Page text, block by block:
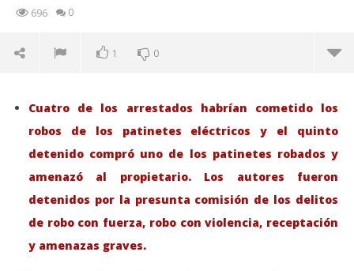
696 0
1 0
Cuatro de los arrestados habrían cometido los
robos de los patinetes eléctricos y el quinto
detenido compró uno de los patinetes robados y
amenazó al propietario. Los autores fueron
detenidos por la presunta comisión de los delitos
de robo con fuerza, robo con violencia, receptación
y amenazas graves.